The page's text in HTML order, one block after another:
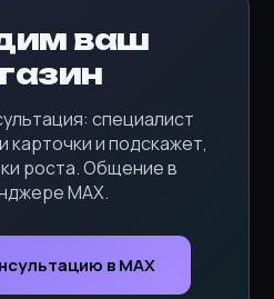
ваш
специалист
карточки и подскажет,
роста. Общение в
MAX.
в MAX